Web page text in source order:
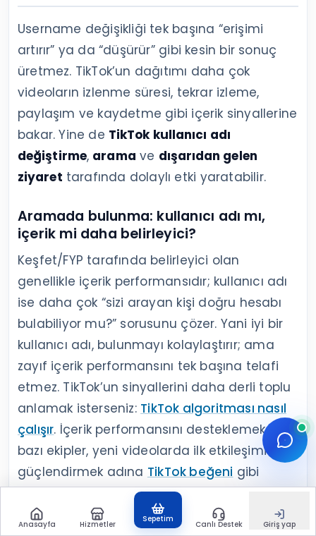
Username değişikliği tek başına “erişimi
artırır” ya da “düşürür” gibi kesin bir sonuç
üretmez. TikTok’un dağıtımı daha çok
videoların izlenme süresi, tekrar izleme,
paylaşım ve kaydetme gibi içerik sinyallerine
bakar. Yine de TikTok kullanıcı adı
değiştirme, arama ve dışarıdan gelen
ziyaret tarafında dolaylı etki yaratabilir.
Aramada bulunma: kullanıcı adı mı,
içerik mi daha belirleyici?
Keşfet/FYP tarafında belirleyici olan
genellikle içerik performansıdır; kullanıcı adı
ise daha çok “sizi arayan kişi doğru hesabı
bulabiliyor mu?” sorusunu çözer. Yani iyi bir
kullanıcı adı, bulunmayı kolaylaştırır; ama
zayıf içerik performansını tek başına telafi
etmez. TikTok’un sinyallerini daha derli toplu
anlamak isterseniz: TikTok algoritması nasıl
çalışır. İçerik performansını desteklemek için
bazı ekipler, yeni videolarda ilk etkileşimi
güçlendirmek adına TikTok beğeni gibi
çözümleri de değerlendiriyor.
Anasayfa Hizmetler
Sepetim
Canlı Destek Giriş yap